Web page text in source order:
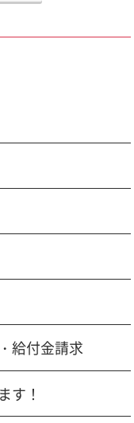
給付金請求
す！